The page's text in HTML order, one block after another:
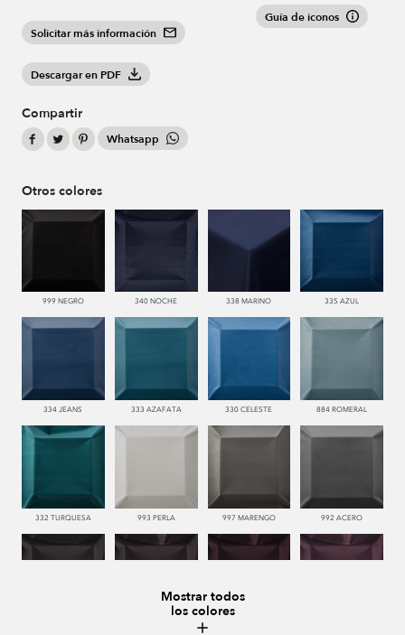
Solicitar más información
Descargar en PDF
Compartir
Whatsapp
Guía de iconos
Otros colores
999 NEGRO 340 NOCHE 338 MARINO 335 AZUL
334 JEANS 333 AZAFATA 330 CELESTE 884 ROMERAL
332 TURQUESA 993 PERLA 997 MARENGO 992 ACERO
Mostrar todos
los colores